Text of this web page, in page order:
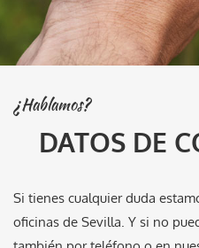
¿Hablamos?
DATOS DE
Si tienes cualquier duda
oficinas de Sevilla. Y si no